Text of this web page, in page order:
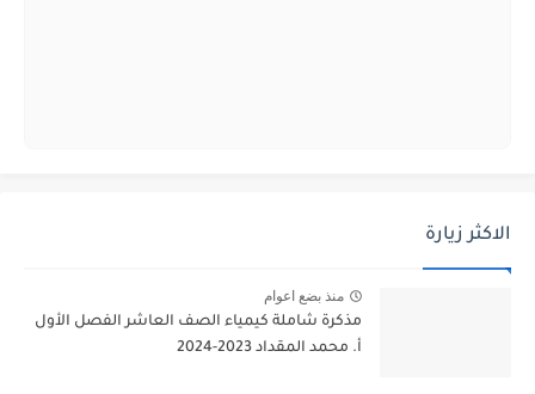
الاكثر زيارة
منذ بضع اعوام
مذكرة شاملة كيمياء الصف العاشر الفصل الأول
أ. محمد المقداد 2023-2024